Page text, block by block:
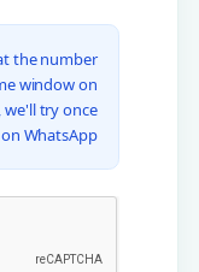
the number
window on
we'll try once
WhatsApp.